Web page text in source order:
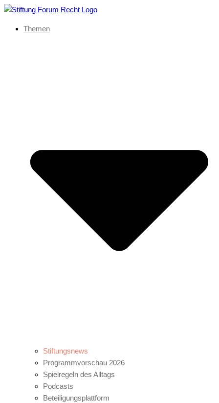
Themen
Stiftungsnews
Programmvorschau 2026
Spielregeln des Alltags
Podcasts
Beteiligungsplattform